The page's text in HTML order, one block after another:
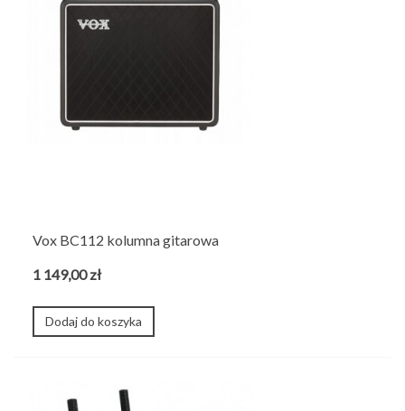
Vox BC112 kolumna gitarowa
1 149,00 zł
Dodaj do koszyka